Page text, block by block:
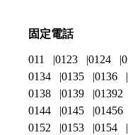
固定電話
011 0123 0124
0134
0135 0136
0138
0139 01392
0144
0145 01456
0152
0153 0154